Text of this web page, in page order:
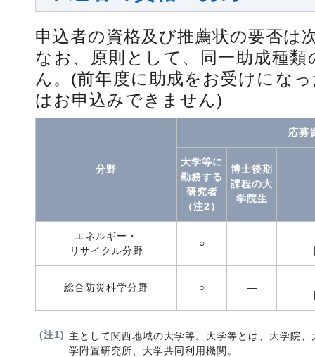
申込者の資格及び推薦状の要否は
なお、原則として、同一助成種
ん。(前年度に助成をお受けにな
はお申込みできません)
分野
応募
大学等に
勤務する
研究者
（注2）
博士後期
課程の大
学院生
エネルギー・
リサイクル分野
○ ―
総合防災科学分野 ○ ―
(注1) 主として関西地域の大学等。大学等とは、大学院
学附置研究所、大学共同利用機関。